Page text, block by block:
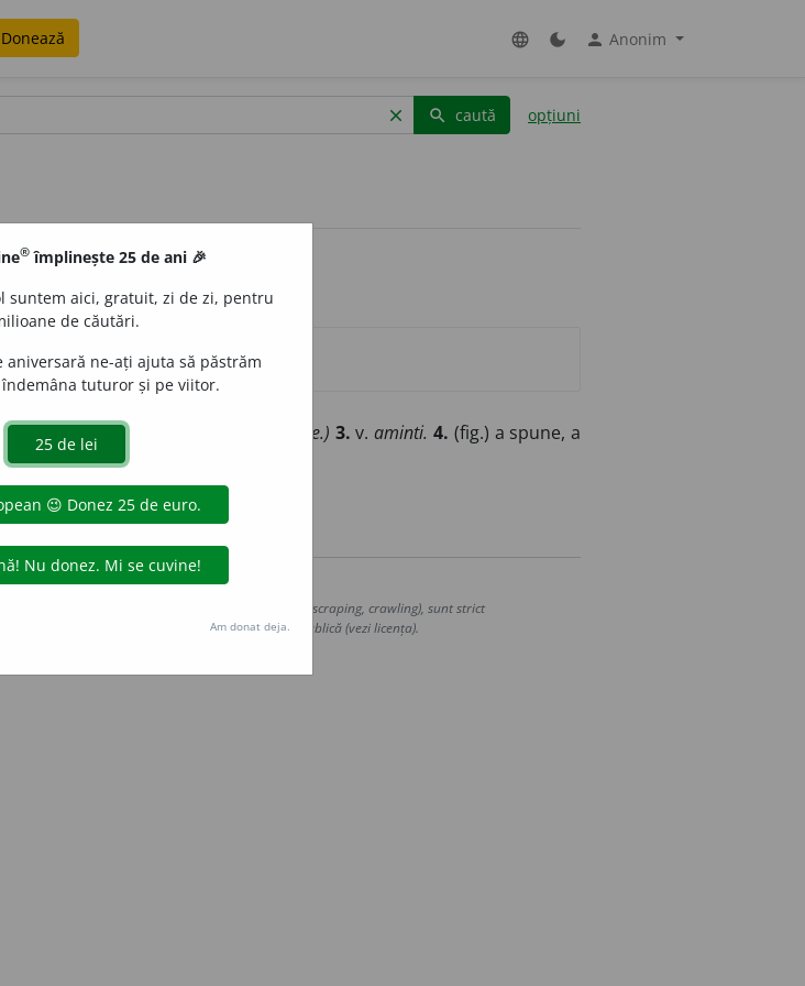
Donează language dark_mode person Anonim
clear search caută opțiuni
a redeștepta. (A ~ ceva în memorie.) 3. v.aminti. 4. (fig.) a spune, a
scenă întâmplată.)
dexonline (https://dexonline.ro)
prin orice metode de extragere automată (web scraping, crawling), sunt strict
seturilor de date oferite oficial spre utilizare publică (vezi licența).
® împlinește 25 de ani 🎉
suntem aici, gratuit, zi de zi, pentru
de căutări.
aniversară ne-ați ajuta să păstrăm
tuturor și pe viitor.
Am donat deja.